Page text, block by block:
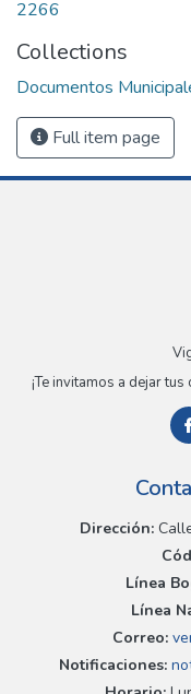
2266
Collections
Documentos
Full item page
¡Te invitamos a dejar
Dirección:
Línea
Línea
Correo:
Notificaciones: